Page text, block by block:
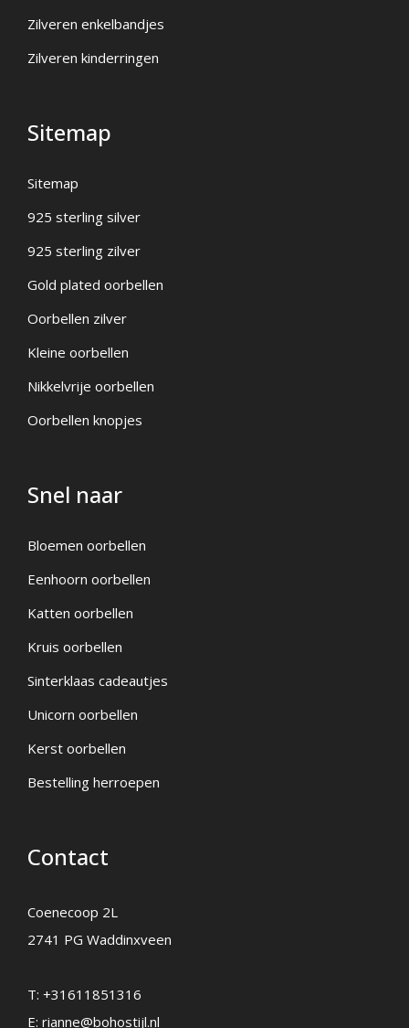
Zilveren enkelbandjes
Zilveren kinderringen
Sitemap
Sitemap
925 sterling silver
925 sterling zilver
Gold plated oorbellen
Oorbellen zilver
Kleine oorbellen
Nikkelvrije oorbellen
Oorbellen knopjes
Snel naar
Bloemen oorbellen
Eenhoorn oorbellen
Katten oorbellen
Kruis oorbellen
Sinterklaas cadeautjes
Unicorn oorbellen
Kerst oorbellen
Bestelling herroepen
Contact
Coenecoop 2L
2741 PG Waddinxveen
T: +31611851316
E: rianne@bohostijl.nl